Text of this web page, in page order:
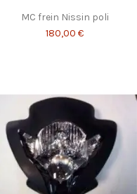
MC frein Nissin poli
180,00 €